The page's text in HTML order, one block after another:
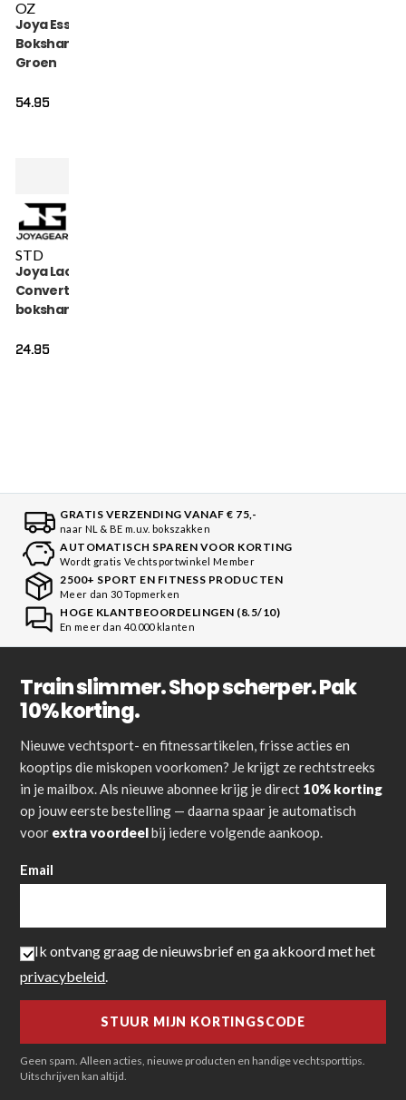
OZ
Joya Essential
Bokshandschoenen
Groen
54.95
STD
Joya Lace
Converter voor
bokshandschoenen
24.95
GRATIS VERZENDING VANAF € 75,-
naar NL & BE m.u.v. bokszakken
AUTOMATISCH SPAREN VOOR KORTING
Wordt gratis Vechtsportwinkel Member
2500+ SPORT EN FITNESS PRODUCTEN
Meer dan 30 Topmerken
HOGE KLANTBEOORDELINGEN (8.5/10)
En meer dan 40.000 klanten
Train slimmer. Shop scherper. Pak
10% korting.
Nieuwe vechtsport- en fitnessartikelen, frisse acties en
kooptips die miskopen voorkomen? Je krijgt ze rechtstreeks
in je mailbox. Als nieuwe abonnee krijg je direct 10% korting
op jouw eerste bestelling — daarna spaar je automatisch
voor extra voordeelbij iedere volgende aankoop.
Email
Ik ontvang graag de nieuwsbrief en ga akkoord met het
privacybeleid.
Geen spam. Alleen acties, nieuwe producten en handige vechtsporttips.
Uitschrijven kan altijd.